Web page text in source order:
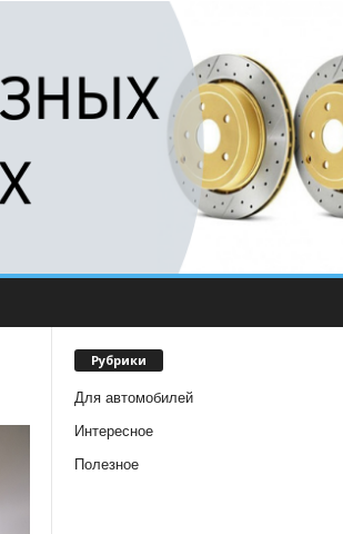
Рубрики
Для автомобилей
Интересное
Полезное